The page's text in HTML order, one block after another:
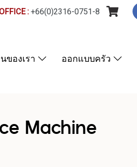
: +66(0)2316-0751-8
นของเรา ออกแบบครัว
Machine